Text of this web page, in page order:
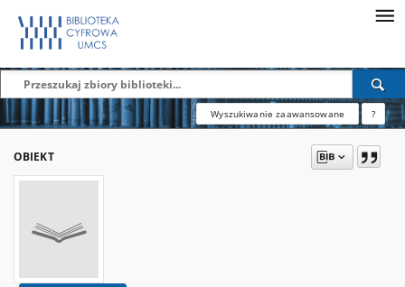
Wyszukiwanie zaawansowane ?
OBIEKT